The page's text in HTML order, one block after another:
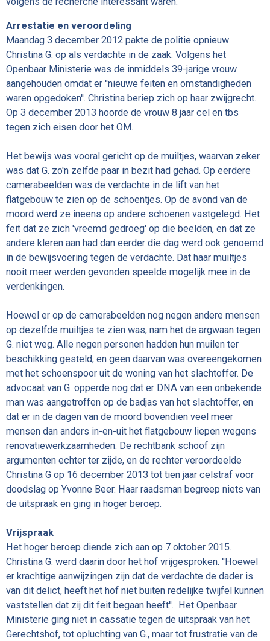
Arrestatie en veroordeling
Maandag 3 december 2012 pakte de politie opnieuw
Christina G. op als verdachte in de zaak. Volgens het
Openbaar Ministerie was de inmiddels 39-jarige vrouw
aangehouden omdat er ''nieuwe feiten en omstandigheden
waren opgedoken''. Christina beriep zich op haar zwijgrecht.
Op 3 december 2013 hoorde de vrouw 8 jaar cel en tbs
tegen zich eisen door het OM.
Het bewijs was vooral gericht op de muiltjes, waarvan zeker
was dat G. zo'n zelfde paar in bezit had gehad. Op eerdere
camerabeelden was de verdachte in de lift van het
flatgebouw te zien op de schoentjes. Op de avond van de
moord werd ze ineens op andere schoenen vastgelegd. Het
feit dat ze zich 'vreemd gedroeg' op die beelden, en dat ze
andere kleren aan had dan eerder die dag werd ook genoemd
in de bewijsvoering tegen de verdachte. Dat haar muiltjes
nooit meer werden gevonden speelde mogelijk mee in de
verdenkingen.
Hoewel er op de camerabeelden nog negen andere mensen
op dezelfde muiltjes te zien was, nam het de argwaan tegen
G. niet weg. Alle negen personen hadden hun muilen ter
beschikking gesteld, en geen daarvan was overeengekomen
met het schoenspoor uit de woning van het slachtoffer. De
advocaat van G. opperde nog dat er DNA van een onbekende
man was aangetroffen op de badjas van het slachtoffer, en
dat er in de dagen van de moord bovendien veel meer
mensen dan anders in-en-uit het flatgebouw liepen wegens
renovatiewerkzaamheden. De rechtbank schoof zijn
argumenten echter ter zijde, en de rechter veroordeelde
Christina G op 16 december 2013 tot tien jaar celstraf voor
doodslag op Yvonne Beer. Haar raadsman begreep niets van
de uitspraak en ging in hoger beroep.
Vrijspraak
Het hoger beroep diende zich aan op 7 oktober 2015.
Christina G. werd daarin door het hof vrijgesproken. ''Hoewel
er krachtige aanwijzingen zijn dat de verdachte de dader is
van dit delict, heeft het hof niet buiten redelijke twijfel kunnen
vaststellen dat zij dit feit begaan heeft''. Het Openbaar
Ministerie ging niet in cassatie tegen de uitspraak van het
Gerechtshof, tot opluchting van G., maar tot frustratie van de